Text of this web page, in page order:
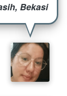
Bekasi